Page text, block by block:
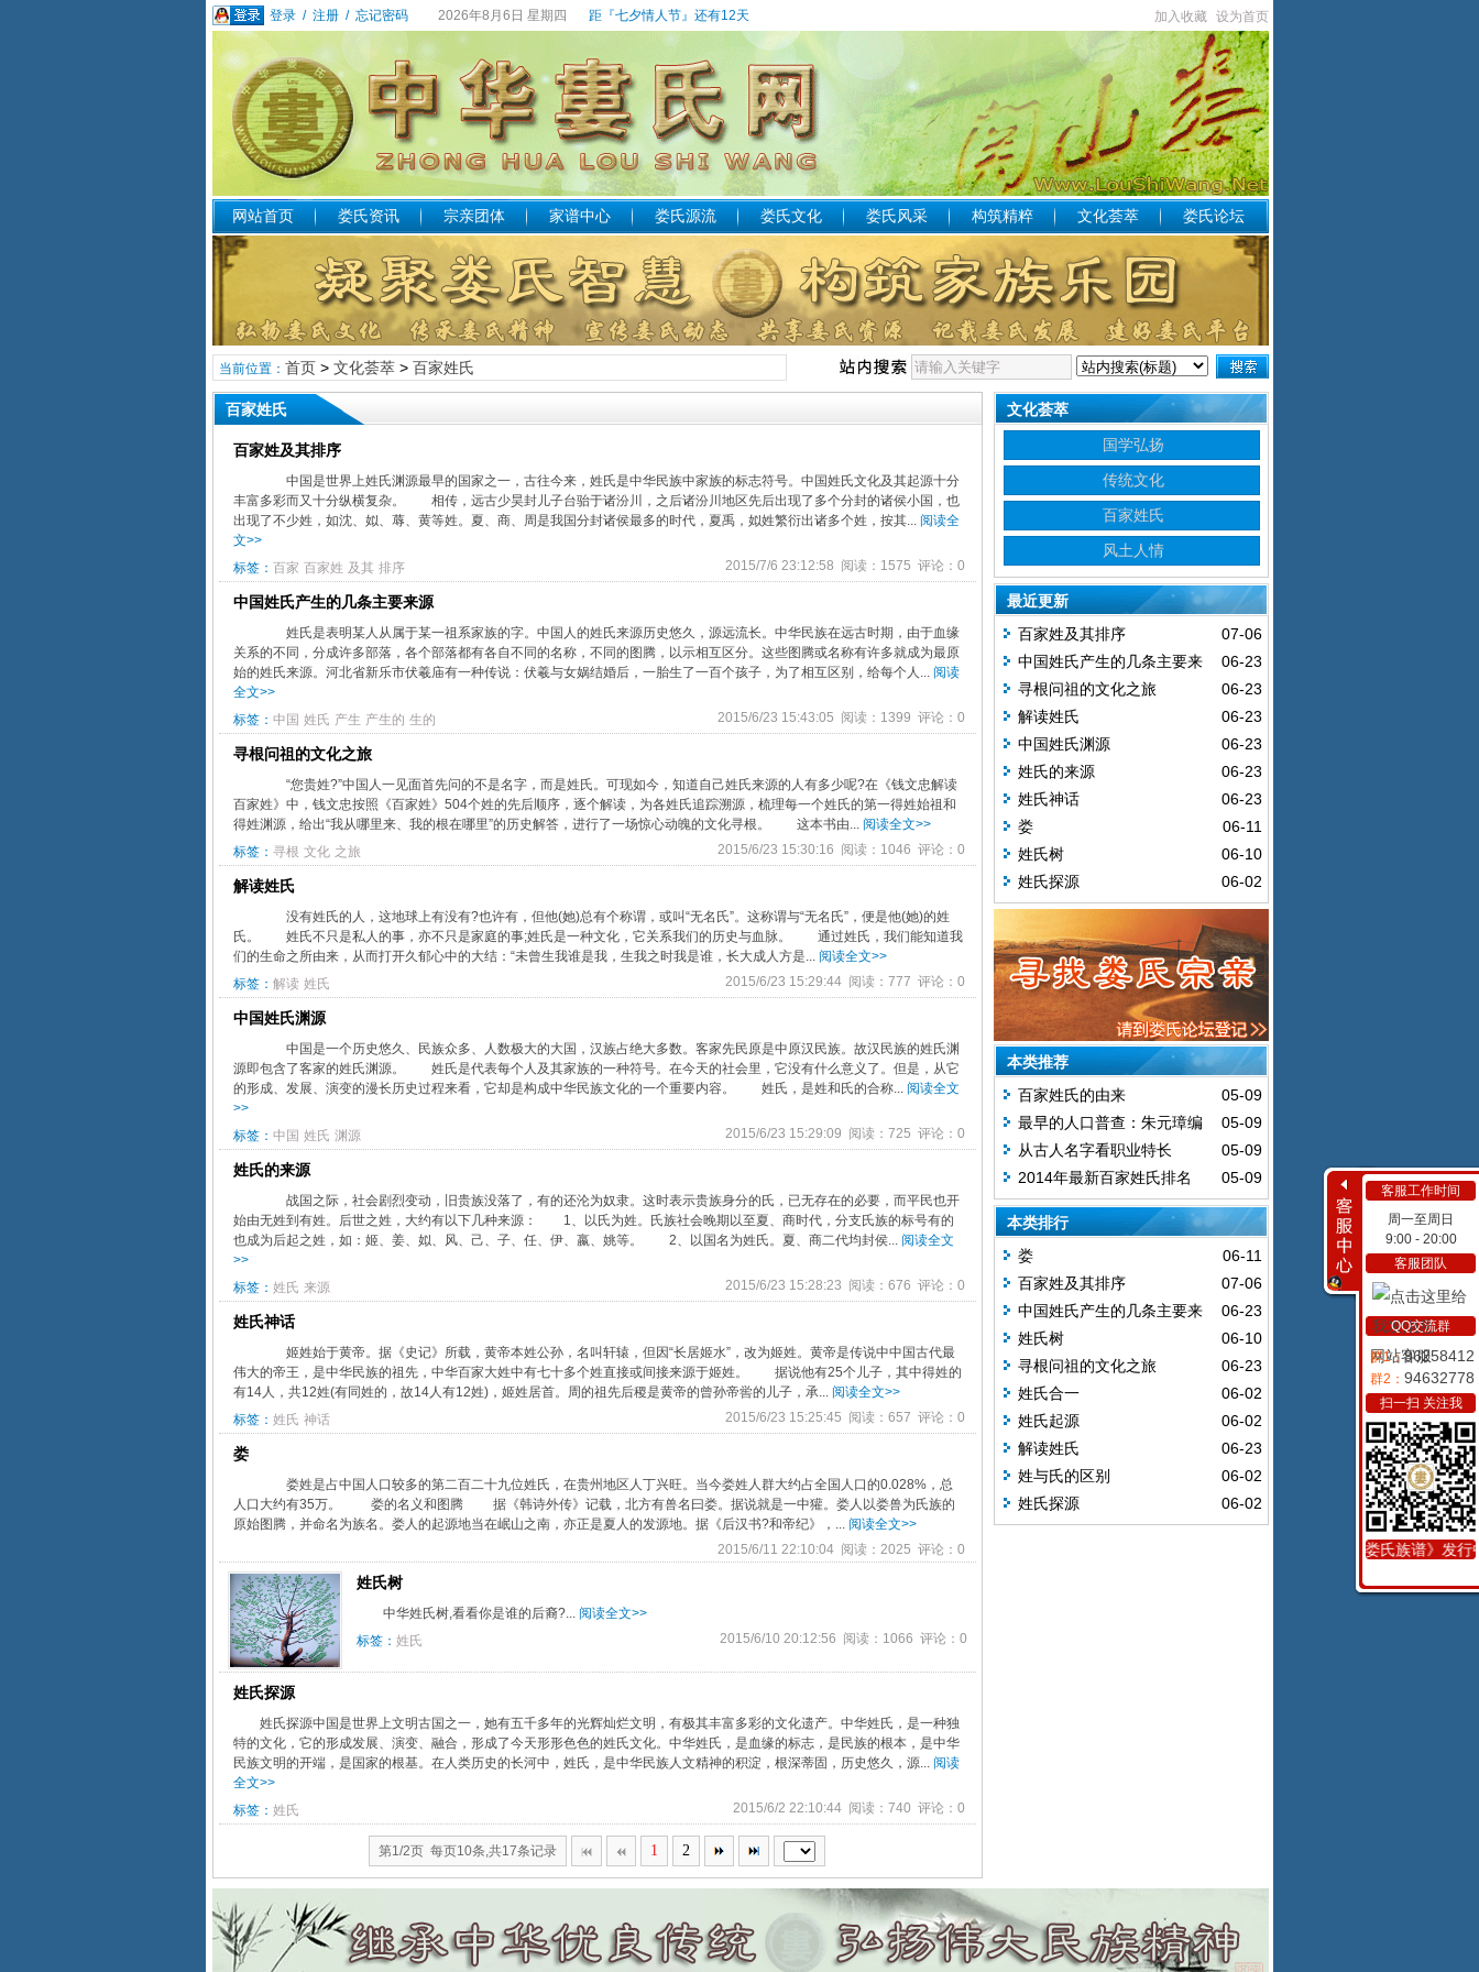
登录/ 注册/ 忘记密码 2026年8月6日 星期四 距『七夕情人节』还有12天 加入收藏 设为首页
网站首页 娄氏资讯 宗亲团体 家谱中心 娄氏源流 娄氏文化 娄氏风采 构筑精粹 文化荟萃 娄氏论坛
当前位置： 首页> 文化荟萃> 百家姓氏
百家姓氏
百家姓及其排序
中国是世界上姓氏渊源最早的国家之一，古往今来，姓氏是中华民族中家族的标志符号。中国姓氏文化及其起源十分
丰富多彩而又十分纵横复杂。 相传，远古少昊封儿子台骀于诸汾川，之后诸汾川地区先后出现了多个分封的诸侯小国，也
出现了不少姓，如沈、姒、蓐、黄等姓。夏、商、周是我国分封诸侯最多的时代，夏禹，姒姓繁衍出诸多个姓，按其... 阅读全
文>>
2015/7/6 23:12:58 阅读：1575 评论：0
标签： 百家 百家姓 及其 排序
中国姓氏产生的几条主要来源
姓氏是表明某人从属于某一祖系家族的字。中国人的姓氏来源历史悠久，源远流长。中华民族在远古时期，由于血缘
关系的不同，分成许多部落，各个部落都有各自不同的名称，不同的图腾，以示相互区分。这些图腾或名称有许多就成为最原
始的姓氏来源。河北省新乐市伏羲庙有一种传说：伏羲与女娲结婚后，一胎生了一百个孩子，为了相互区别，给每个人... 阅读
全文>>
2015/6/23 15:43:05 阅读：1399 评论：0
标签： 中国 姓氏 产生 产生的 生的
寻根问祖的文化之旅
“您贵姓?”中国人一见面首先问的不是名字，而是姓氏。可现如今，知道自己姓氏来源的人有多少呢?在《钱文忠解读
百家姓》中，钱文忠按照《百家姓》504个姓的先后顺序，逐个解读，为各姓氏追踪溯源，梳理每一个姓氏的第一得姓始祖和
得姓渊源，给出“我从哪里来、我的根在哪里”的历史解答，进行了一场惊心动魄的文化寻根。 这本书由... 阅读全文>>
2015/6/23 15:30:16 阅读：1046 评论：0
标签： 寻根 文化 之旅
解读姓氏
没有姓氏的人，这地球上有没有?也许有，但他(她)总有个称谓，或叫“无名氏”。这称谓与“无名氏”，便是他(她)的姓
氏。 姓氏不只是私人的事，亦不只是家庭的事;姓氏是一种文化，它关系我们的历史与血脉。 通过姓氏，我们能知道我
们的生命之所由来，从而打开久郁心中的大结：“未曾生我谁是我，生我之时我是谁，长大成人方是... 阅读全文>>
2015/6/23 15:29:44 阅读：777 评论：0
标签： 解读 姓氏
中国姓氏渊源
中国是一个历史悠久、民族众多、人数极大的大国，汉族占绝大多数。客家先民原是中原汉民族。故汉民族的姓氏渊
源即包含了客家的姓氏渊源。 姓氏是代表每个人及其家族的一种符号。在今天的社会里，它没有什么意义了。但是，从它
的形成、发展、演变的漫长历史过程来看，它却是构成中华民族文化的一个重要内容。 姓氏，是姓和氏的合称... 阅读全文
>>
2015/6/23 15:29:09 阅读：725 评论：0
标签： 中国 姓氏 渊源
姓氏的来源
战国之际，社会剧烈变动，旧贵族没落了，有的还沦为奴隶。这时表示贵族身分的氏，已无存在的必要，而平民也开
始由无姓到有姓。后世之姓，大约有以下几种来源： 1、以氏为姓。氏族社会晚期以至夏、商时代，分支氏族的标号有的
也成为后起之姓，如：姬、姜、姒、风、己、子、任、伊、嬴、姚等。 2、以国名为姓氏。夏、商二代均封侯... 阅读全文
>>
2015/6/23 15:28:23 阅读：676 评论：0
标签： 姓氏 来源
姓氏神话
姬姓始于黄帝。据《史记》所载，黄帝本姓公孙，名叫轩辕，但因“长居姬水”，改为姬姓。黄帝是传说中中国古代最
伟大的帝王，是中华民族的祖先，中华百家大姓中有七十多个姓直接或间接来源于姬姓。 据说他有25个儿子，其中得姓的
有14人，共12姓(有同姓的，故14人有12姓)，姬姓居首。周的祖先后稷是黄帝的曾孙帝喾的儿子，承... 阅读全文>>
2015/6/23 15:25:45 阅读：657 评论：0
标签： 姓氏 神话
娄
娄姓是占中国人口较多的第二百二十九位姓氏，在贵州地区人丁兴旺。当今娄姓人群大约占全国人口的0.028%，总
人口大约有35万。 娄的名义和图腾 据《韩诗外传》记载，北方有兽名曰娄。据说就是一中獾。娄人以娄兽为氏族的
原始图腾，并命名为族名。娄人的起源地当在岷山之南，亦正是夏人的发源地。据《后汉书?和帝纪》，... 阅读全文>>
2015/6/11 22:10:04 阅读：2025 评论：0
姓氏树
中华姓氏树,看看你是谁的后裔?... 阅读全文>>
2015/6/10 20:12:56 阅读：1066 评论：0
标签： 姓氏
姓氏探源
姓氏探源中国是世界上文明古国之一，她有五千多年的光辉灿烂文明，有极其丰富多彩的文化遗产。中华姓氏，是一种独
特的文化，它的形成发展、演变、融合，形成了今天形形色色的姓氏文化。中华姓氏，是血缘的标志，是民族的根本，是中华
民族文明的开端，是国家的根基。在人类历史的长河中，姓氏，是中华民族人文精神的积淀，根深蒂固，历史悠久，源... 阅读
全文>>
2015/6/2 22:10:44 阅读：740 评论：0
标签： 姓氏
第1/2页 每页10条,共17条记录 1 2
文化荟萃
国学弘扬
传统文化
百家姓氏
风土人情
最近更新
07-06
百家姓及其排序
06-23
中国姓氏产生的几条主要来
源
06-23
寻根问祖的文化之旅
06-23
解读姓氏
06-23
中国姓氏渊源
06-23
姓氏的来源
06-23
姓氏神话
06-11
娄
06-10
姓氏树
06-02
姓氏探源
本类推荐
05-09
百家姓氏的由来
05-09
最早的人口普查：朱元璋编
制最早户口本
05-09
从古人名字看职业特长
05-09
2014年最新百家姓氏排名
本类排行
06-11
娄
07-06
百家姓及其排序
06-23
中国姓氏产生的几条主要来
源
06-10
姓氏树
06-23
寻根问祖的文化之旅
06-02
姓氏合一
06-02
姓氏起源
06-23
解读姓氏
06-02
姓与氏的区别
06-02
姓氏探源
客服工作时间
周一至周日
9:00 - 20:00
客服团队
网站客服
QQ交流群
群1：96258412
群2： 94632778
扫一扫 关注我
《娄氏族谱》发行中..